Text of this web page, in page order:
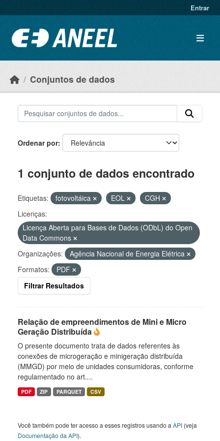
Entrar
Conjuntos de dados
Ordenar por
1 conjunto de dados encontrado
Etiquetas: fotovoltáica EOL
CGH
Licenças:
Licença Aberta para Bases de Dados (ODbL) do Open
Data Commons
Organizações:
Agência Nacional de Energia Elétrica
Formatos:
PDF
Filtrar Resultados
Relação de empreendimentos de Mini e Micro
Geração Distribuída
O presente documento trata de dados referentes às
conexões de microgeração e minigeração distribuída
(MMGD) por meio de unidades consumidoras, conforme
regulamentado no art....
PDF ZIP PARQUET CSV
Você também pode ter acesso a esses registros usando a API (veja
Documentação da API).